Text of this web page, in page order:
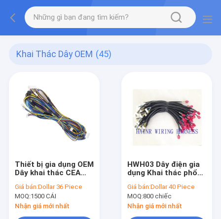
Khai Thác Dây OEM (45)
Thiết bị gia dụng OEM
Dây khai thác CEA
Giá bán:Dollar 36 Piece
MOQ:1500 CÁI
Nhận giá mới nhất
HWH03 Dây điện gia
dụng Khai thác phổ
Giá bán:Dollar 40 Piece
MOQ:800 chiếc
Nhận giá mới nhất